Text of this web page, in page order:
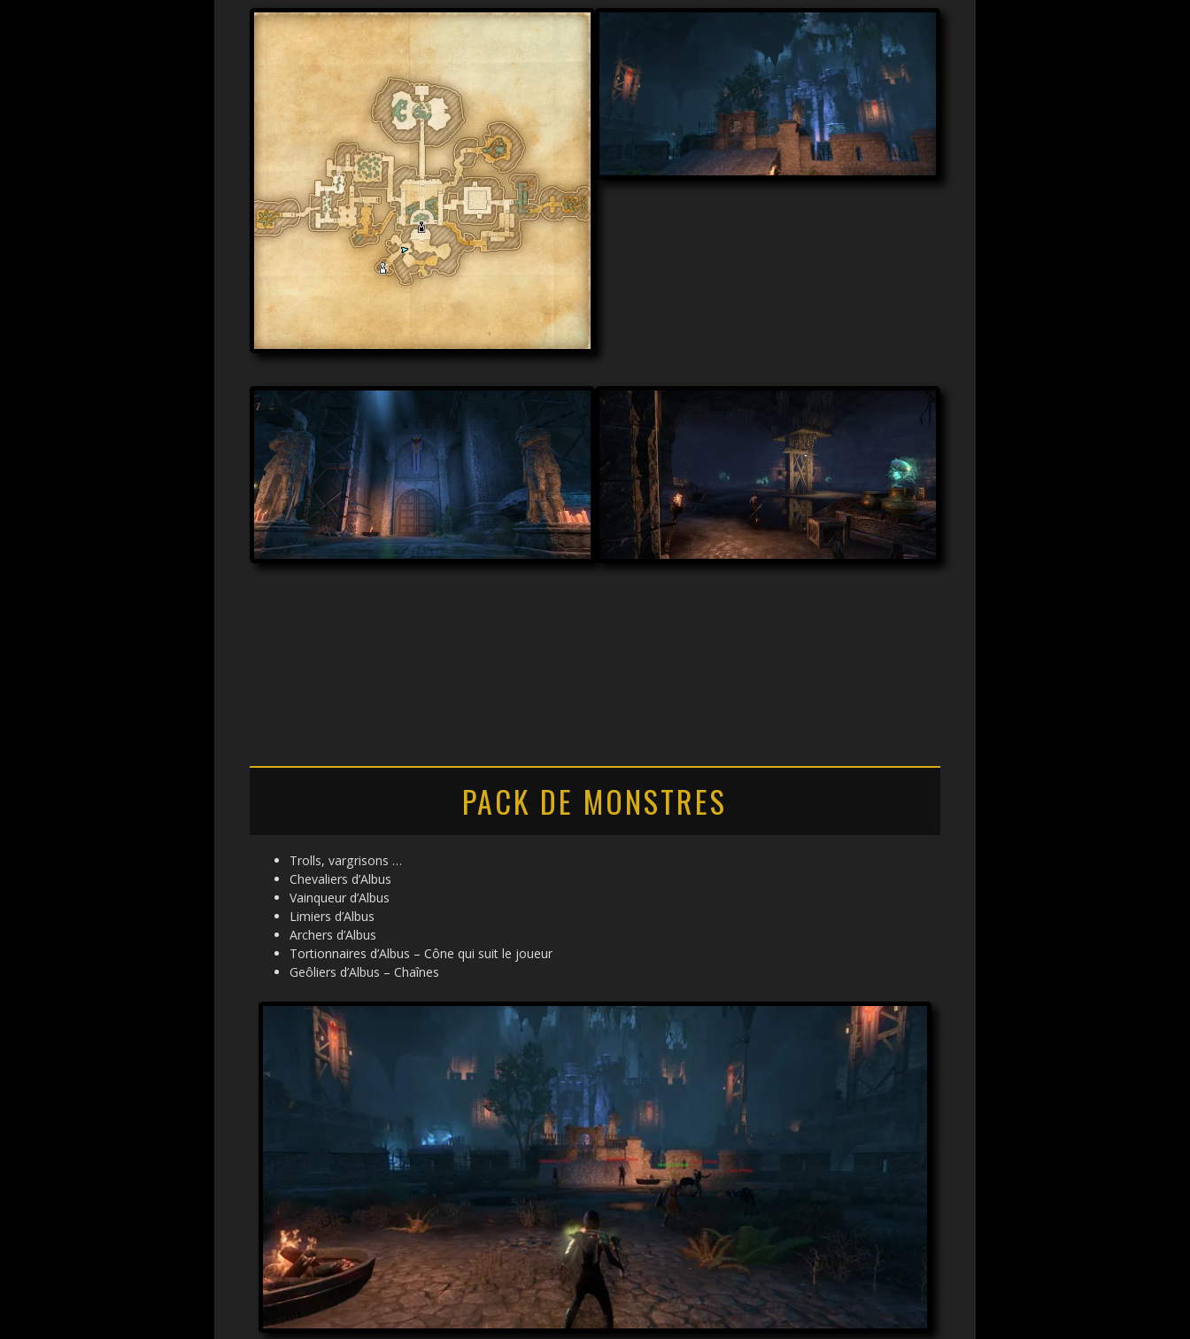
PACK DE MONSTRES
Trolls, vargrisons …
Chevaliers d’Albus
Vainqueur d’Albus
Limiers d’Albus
Archers d’Albus
Tortionnaires d’Albus – Cône qui suit le joueur
Geôliers d’Albus – Chaînes